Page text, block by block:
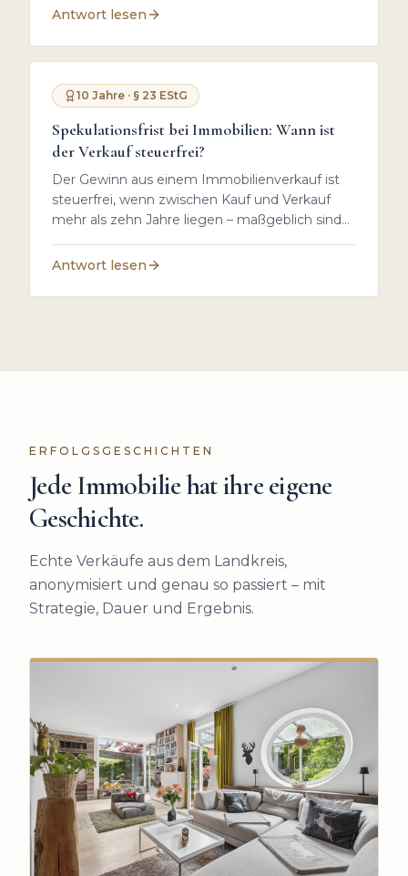
vergehen danach noch einmal etwa 4 bis 8
Zeitfaktor ist nicht der Markt, sondern die
kostet regelmäßig Monate.
Antwort lesen
10 Jahre · § 23 EStG
Spekulationsfrist bei Immobilien: Wann ist
der Verkauf steuerfrei?
Der Gewinn aus einem Immobilienverkauf ist
steuerfrei, wenn zwischen Kauf und Verkauf
mehr als zehn Jahre liegen – maßgeblich sind
EStG). Unabhängig davon bleibt der Verkauf
Verkaufsjahr und den beiden vorangegangenen
Antwort lesen
ERFOLGSGESCHICHTEN
Jede Immobilie hat ihre eigene
Geschichte.
Echte Verkäufe aus dem Landkreis,
anonymisiert und genau so passiert – mit
Strategie, Dauer und Ergebnis.